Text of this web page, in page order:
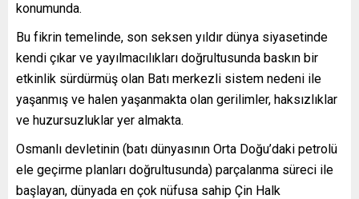
konumunda.
Bu fikrin temelinde, son seksen yıldır dünya siyasetinde
kendi çıkar ve yayılmacılıkları doğrultusunda baskın bir
etkinlik sürdürmüş olan Batı merkezli sistem nedeni ile
yaşanmış ve halen yaşanmakta olan gerilimler, haksızlıklar
ve huzursuzluklar yer almakta.
Osmanlı devletinin (batı dünyasının Orta Doğu’daki petrolü
ele geçirme planları doğrultusunda) parçalanma süreci ile
başlayan, dünyada en çok nüfusa sahip Çin Halk